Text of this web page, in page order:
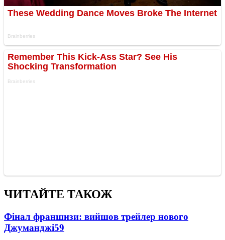
ЧИТАЙТЕ ТАКОЖ
Фінал франшизи: вийшов трейлер нового
Джуманджі59